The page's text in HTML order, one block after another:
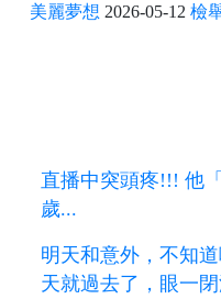
美麗夢想 2026-05-12 檢
直播中突頭疼!!! 他
歲...
明天和意外，不知
天就過去了，眼一